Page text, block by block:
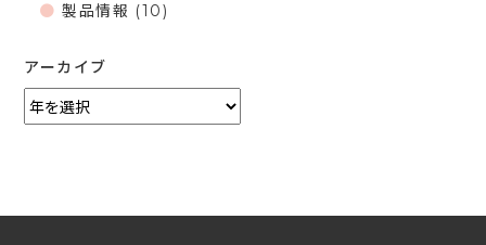
製品情報 (10)
アーカイブ